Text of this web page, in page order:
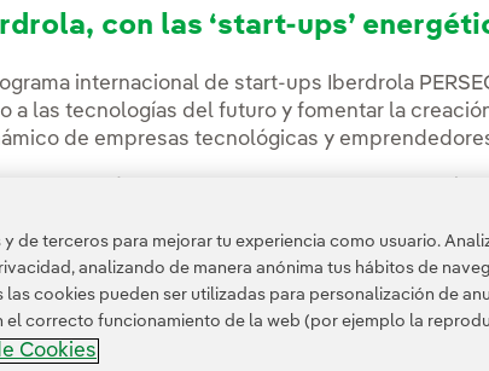
con las ‘start-ups’
internacional de start-ups Iberdrola
a las tecnologías del futuro y fomentar la
de empresas tecnológicas y
mejorar la sostenibilidad del sector
y descarbonización de la economía.
de terceros para mejorar tu experiencia como usuario.
analizando de manera anónima tus hábitos de
cookies pueden ser utilizadas para personalización de
correcto funcionamiento de la web (por ejemplo la
Cookies